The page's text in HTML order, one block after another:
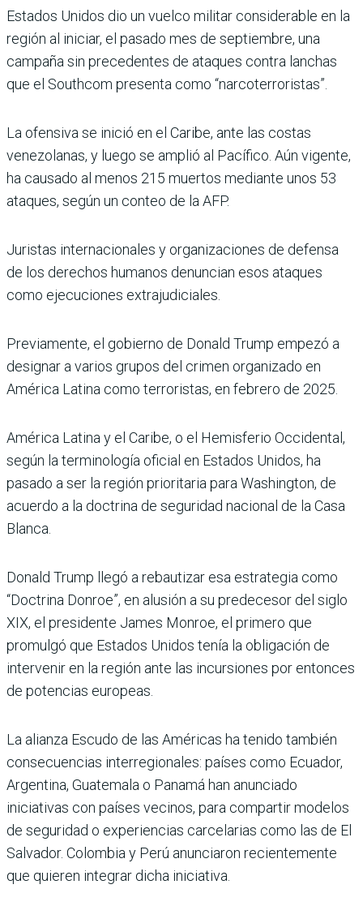
Estados Unidos dio un vuelco militar considerable en la
región al iniciar, el pasado mes de septiembre, una
campaña sin precedentes de ataques contra lanchas
que el Southcom presenta como “narcoterroristas”.
La ofensiva se inició en el Caribe, ante las costas
venezolanas, y luego se amplió al Pacífico. Aún vigente,
ha causado al menos 215 muertos mediante unos 53
ataques, según un conteo de la AFP.
Juristas internacionales y organizaciones de defensa
de los derechos humanos denuncian esos ataques
como ejecuciones extrajudiciales.
Previamente, el gobierno de Donald Trump empezó a
designar a varios grupos del crimen organizado en
América Latina como terroristas, en febrero de 2025.
América Latina y el Caribe, o el Hemisferio Occidental,
según la terminología oficial en Estados Unidos, ha
pasado a ser la región prioritaria para Washington, de
acuerdo a la doctrina de seguridad nacional de la Casa
Blanca.
Donald Trump llegó a rebautizar esa estrategia como
“Doctrina Donroe”, en alusión a su predecesor del siglo
XIX, el presidente James Monroe, el primero que
promulgó que Estados Unidos tenía la obligación de
intervenir en la región ante las incursiones por entonces
de potencias europeas.
La alianza Escudo de las Américas ha tenido también
consecuencias interregionales: países como Ecuador,
Argentina, Guatemala o Panamá han anunciado
iniciativas con países vecinos, para compartir modelos
de seguridad o experiencias carcelarias como las de El
Salvador. Colombia y Perú anunciaron recientemente
que quieren integrar dicha iniciativa.